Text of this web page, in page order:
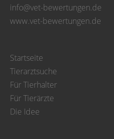
info@vet-bewertungen.de
www.vet-bewertungen.de
Startseite
Tierarztsuche
Für Tierhalter
Für Tierärzte
Die Idee